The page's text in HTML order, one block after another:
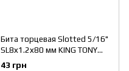
Бита торцевая Slotted 5/16"
SL8х1.2х80 мм KING TONY
(188008S)
43 грн